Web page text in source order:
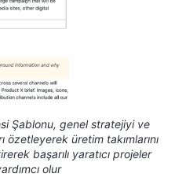
Şablonu, genel stratejiyi ve
özetleyerek üretim takımlarını
başarılı yaratıcı projeler
olur